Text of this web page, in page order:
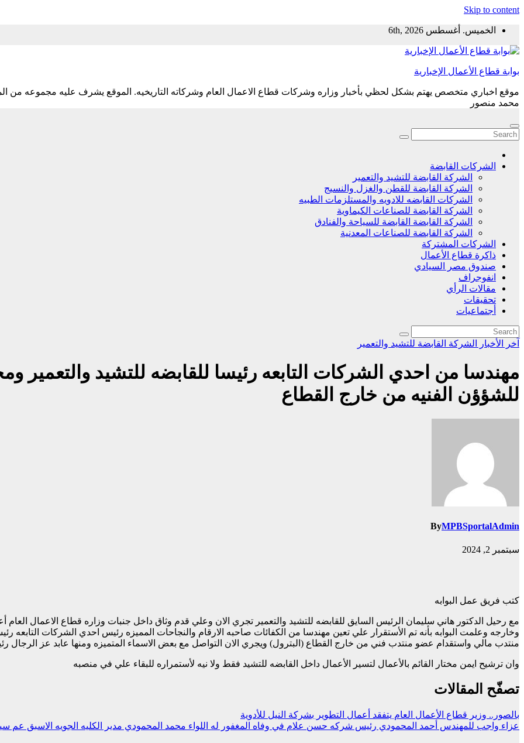
Skip to content
الخميس. أغسطس 6th, 2026
بوابة قطاع الأعمال الإخبارية
موقع اخباري متخصص يهتم بشكل لحظي بأخبار وزاره وشركات قطاع الاعمال العام وشركاته التاريخيه. الموقع يشرف عليه مجموعه من
محمد منصور
الشركات القابضة
الشركة القابضة للتشيد والتعمير
الشركة القابضة للقطن والغزل والنسيج
الشركات القابضه للادويه والمستلزمات الطبيه
الشركة القابضة للصناعات الكيماوية
الشركة القابضة القابضة للسياحة والفنادق
الشركة القابضة للصناعات المعدنية
الشركات المشتركة
ذاكرة قطاع الأعمال
صندوق مصر السيادي
انفوجراف
مقالات الرأي
تحقيقات
أجتماعيات
آخر الأخبار الشركة القابضة للتشيد والتعمير
مهندسا من احدي الشركات التابعه رئيسا للقابضه للتشيد والتعمير
للشؤؤن الفنيه من خارج القطاع
ByMPBSportalAdmin
سبتمبر 2, 2024
كتب فريق عمل البوابه
مع رحيل الدكتور هاني سليمان الرئيس السايق للقابضه للتشيد والتعمير تجري الان وعلي قدم وثاق داخل جنبات وزاره قطاع الاعمال
منتدب مالي واستقدام عضو منتدب فني من خارج القطاع (البترول) ويجري الان التواصل مع بعض الاسماء المتميزه ومنها عابد عز الرجال
وان ترشيح ايمن مختار القائم بالأعمال لتسير الأعمال داخل القابضه للتشيد فقط ولا نيه لأستمراره للبقاء علي في منصبه
تصفّح المقالات
بالصور.. وزير قطاع الأعمال العام يتفقد أعمال التطوير بشركة النيل للأدوية
عزاء واجب للمهندس أحمد المحمودي رئيس شركه حسن علام في وفاه المغفور له اللواء محمد المحمودي مدير الكليه الجويه الاسبق عم